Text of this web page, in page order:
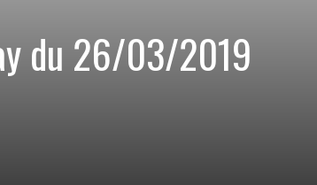
du 26/03/2019